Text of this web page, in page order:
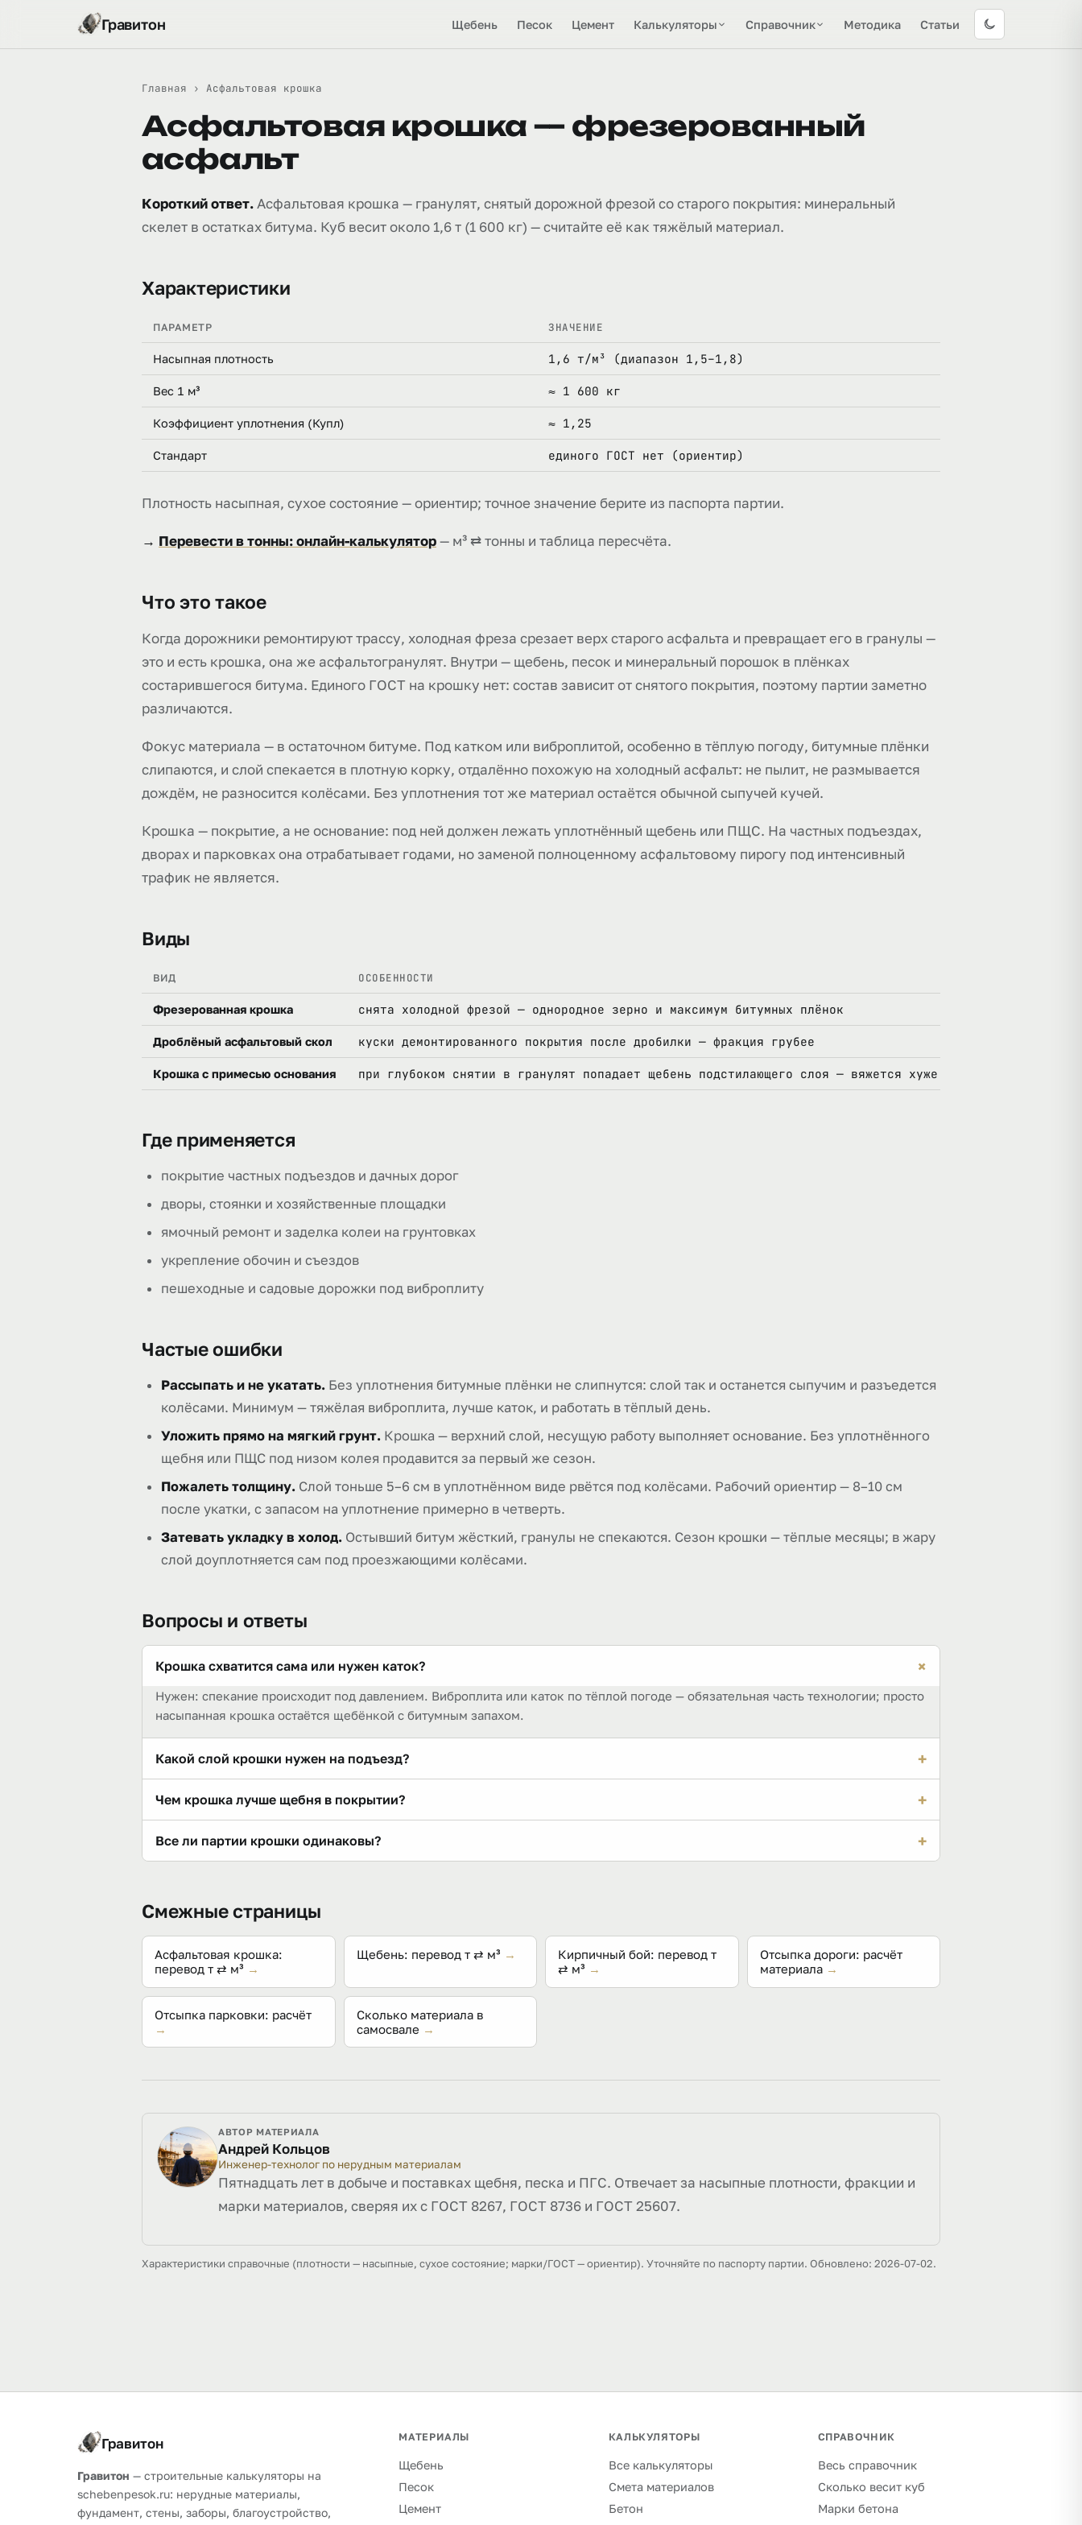
Гравитон Щебень Песок Цемент Калькуляторы Справочник Методика Статьи
Главная › Асфальтовая крошка
Асфальтовая крошка — фрезерованный
асфальт
Короткий ответ. Асфальтовая крошка — гранулят, снятый дорожной фрезой со старого покрытия: минеральный
скелет в остатках битума. Куб весит около 1,6 т (1 600 кг) — считайте её как тяжёлый материал.
Характеристики
ПАРАМЕТР ЗНАЧЕНИЕ
Насыпная плотность 1,6 т/м³ (диапазон 1,5–1,8)
Вес 1 м³ ≈ 1 600 кг
Коэффициент уплотнения (Купл) ≈ 1,25
Стандарт единого ГОСТ нет (ориентир)
Плотность насыпная, сухое состояние — ориентир; точное значение берите из паспорта партии.
→ Перевести в тонны: онлайн-калькулятор— м³ ⇄ тонны и таблица пересчёта.
Что это такое
Когда дорожники ремонтируют трассу, холодная фреза срезает верх старого асфальта и превращает его в гранулы —
это и есть крошка, она же асфальтогранулят. Внутри — щебень, песок и минеральный порошок в плёнках
состарившегося битума. Единого ГОСТ на крошку нет: состав зависит от снятого покрытия, поэтому партии заметно
различаются.
Фокус материала — в остаточном битуме. Под катком или виброплитой, особенно в тёплую погоду, битумные плёнки
слипаются, и слой спекается в плотную корку, отдалённо похожую на холодный асфальт: не пылит, не размывается
дождём, не разносится колёсами. Без уплотнения тот же материал остаётся обычной сыпучей кучей.
Крошка — покрытие, а не основание: под ней должен лежать уплотнённый щебень или ПЩС. На частных подъездах,
дворах и парковках она отрабатывает годами, но заменой полноценному асфальтовому пирогу под интенсивный
трафик не является.
Виды
ВИД ОСОБЕННОСТИ
Фрезерованная крошка снята холодной фрезой — однородное зерно и максимум битумных плёнок
Дроблёный асфальтовый скол куски демонтированного покрытия после дробилки — фракция грубее
Крошка с примесью основания при глубоком снятии в гранулят попадает щебень подстилающего слоя — вяжется хуже
Где применяется
покрытие частных подъездов и дачных дорог
дворы, стоянки и хозяйственные площадки
ямочный ремонт и заделка колеи на грунтовках
укрепление обочин и съездов
пешеходные и садовые дорожки под виброплиту
Частые ошибки
Рассыпать и не укатать. Без уплотнения битумные плёнки не слипнутся: слой так и останется сыпучим и разъедется
колёсами. Минимум — тяжёлая виброплита, лучше каток, и работать в тёплый день.
Уложить прямо на мягкий грунт. Крошка — верхний слой, несущую работу выполняет основание. Без уплотнённого
щебня или ПЩС под низом колея продавится за первый же сезон.
Пожалеть толщину. Слой тоньше 5–6 см в уплотнённом виде рвётся под колёсами. Рабочий ориентир — 8–10 см
после укатки, с запасом на уплотнение примерно в четверть.
Затевать укладку в холод. Остывший битум жёсткий, гранулы не спекаются. Сезон крошки — тёплые месяцы; в жару
слой доуплотняется сам под проезжающими колёсами.
Вопросы и ответы
Крошка схватится сама или нужен каток? +
Нужен: спекание происходит под давлением. Виброплита или каток по тёплой погоде — обязательная часть технологии; просто
насыпанная крошка остаётся щебёнкой с битумным запахом.
Какой слой крошки нужен на подъезд? +
садится примерно на четверть.
Чем крошка лучше щебня в покрытии? +
Щебень же остаётся подвижным и постепенно разносится.
Все ли партии крошки одинаковы? +
Смежные страницы
Асфальтовая крошка:
перевод т ⇄ м³ →
Щебень: перевод т ⇄ м³ →
Кирпичный бой: перевод т
⇄ м³ →
Отсыпка дороги: расчёт
материала →
Отсыпка парковки: расчёт
→
Сколько материала в
самосвале →
АВТОР МАТЕРИАЛА
Андрей Кольцов
Инженер-технолог по нерудным материалам
Пятнадцать лет в добыче и поставках щебня, песка и ПГС. Отвечает за насыпные плотности, фракции и
марки материалов, сверяя их с ГОСТ 8267, ГОСТ 8736 и ГОСТ 25607.
Характеристики справочные (плотности — насыпные, сухое состояние; марки/ГОСТ — ориентир). Уточняйте по паспорту партии. Обновлено: 2026-07-02.
Гравитон
Гравитон — строительные калькуляторы на
schebenpesok.ru: нерудные материалы,
фундамент, стены, заборы, благоустройство,
МАТЕРИАЛЫ
Щебень
Песок
Цемент
КАЛЬКУЛЯТОРЫ
Все калькуляторы
Смета материалов
Бетон
СПРАВОЧНИК
Весь справочник
Сколько весит куб
Марки бетона